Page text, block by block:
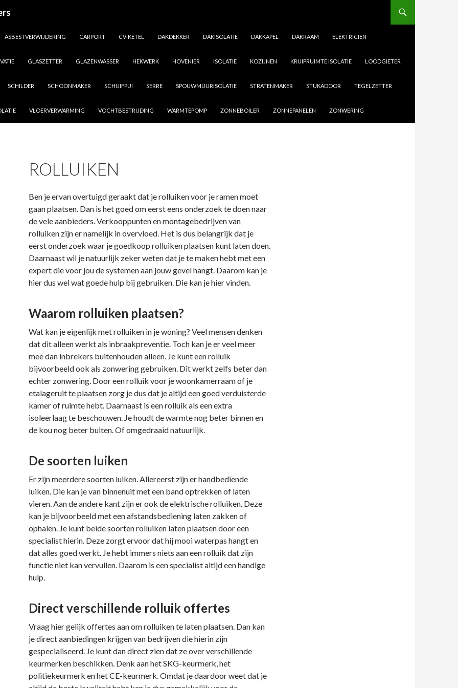
ASBESTVERWIJDERING CARPORT CV-KETEL DAKDEKKER DAKISOLATIE DAKKAPEL DAKRAAM ELEKTRICIEN
GLASZETTER GLAZENWASSER HEKWERK HOVENIER ISOLATIE KOZIJNEN KRUIPRUIMTE ISOLATIE LOODGIETER
SCHILDER SCHOONMAKER SCHUIFPUI SERRE SPOUWMUURISOLATIE STRATENMAKER STUKADOOR TEGELZETTER
VLOERVERWARMING VOCHTBESTRIJDING WARMTEPOMP ZONNEBOILER ZONNEPANELEN ZONWERING
ROLLUIKEN
Ben je ervan overtuigd geraakt dat je rolluiken voor je ramen moet
gaan plaatsen. Dan is het goed om eerst eens onderzoek te doen naar
de vele aanbieders. Verkooppunten en montagebedrijven van
rolluiken zijn er namelijk in overvloed. Het is dus belangrijk dat je
eerst onderzoek waar je goedkoop rolluiken plaatsen kunt laten doen.
Daarnaast wil je natuurlijk zeker weten dat je te maken hebt met een
expert die voor jou de systemen aan jouw gevel hangt. Daarom kan je
hier dus wel wat goede hulp bij gebruiken. Die kan je hier vinden.
Waarom rolluiken plaatsen?
Wat kan je eigenlijk met rolluiken in je woning? Veel mensen denken
dat dit alleen werkt als inbraakpreventie. Toch kan je er veel meer
mee dan inbrekers buitenhouden alleen. Je kunt een rolluik
bijvoorbeeld ook als zonwering gebruiken. Dit werkt zelfs beter dan
echter zonwering. Door een rolluik voor je woonkamerraam of je
etalageruit te plaatsen zorg je dus dat je altijd een goed verduisterde
kamer of ruimte hebt. Daarnaast is een rolluik als een extra
isoleerlaag te beschouwen. Je houdt de warmte nog beter binnen en
de kou nog beter buiten. Of omgedraaid natuurlijk.
De soorten luiken
Er zijn meerdere soorten luiken. Allereerst zijn er handbediende
luiken. Die kan je van binnenuit met een band optrekken of laten
vieren. Aan de andere kant zijn er ook de elektrische rolluiken. Deze
kan je bijvoorbeeld met een afstandsbediening laten zakken of
ophalen. Je kunt beide soorten rolluiken laten plaatsen door een
specialist hierin. Deze zorgt ervoor dat hij mooi waterpas hangt en
dat alles goed werkt. Je hebt immers niets aan een rolluik dat zijn
functie niet kan vervullen. Daarom is een specialist altijd een handige
hulp.
Direct verschillende rolluik offertes
Vraag hier gelijk offertes aan om rolluiken te laten plaatsen. Dan kan
je direct aanbiedingen krijgen van bedrijven die hierin zijn
gespecialiseerd. Je kunt dan direct zien dat ze over verschillende
keurmerken beschikken. Denk aan het SKG-keurmerk, het
politiekeurmerk en het CE-keurmerk. Omdat je daardoor weet dat je